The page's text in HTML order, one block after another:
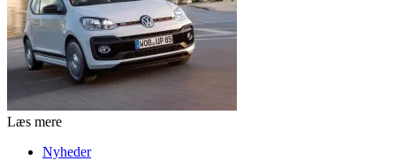
Læs mere
Nyheder